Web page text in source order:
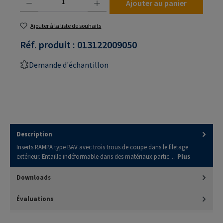
Ajouter au panier
Ajouter à la liste de souhaits
Réf. produit : 013122009050
Demande d'échantillon
Description
Inserts RAMPA type BAV avec trois trous de coupe dans le filetage
extérieur. Entaille indéformable dans des matériaux partic… Plus
Downloads
Évaluations